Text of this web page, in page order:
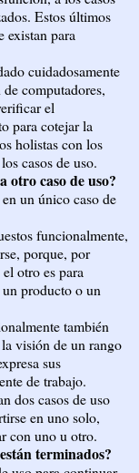
Estos últimos
existan para
cuidadosamente
computadores,
el
para cotejar la
holistas con los
casos de uso.
otro caso de uso?
un único caso de
funcionalmente,
porque, por
otro es para
producto o un
también
visión de un rango
sus
de trabajo.
dos casos de uso
en uno solo,
con uno u otro.
terminados?